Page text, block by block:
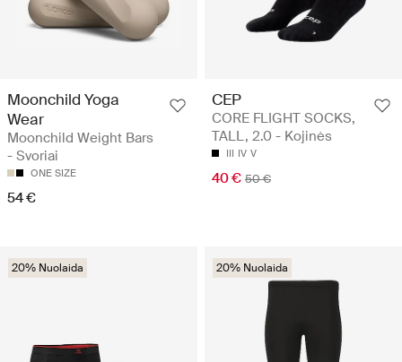
Moonchild Yoga
Wear
Moonchild Weight Bars
- Svoriai
ONE SIZE
54 €
CEP
CORE FLIGHT SOCKS,
TALL, 2.0 - Kojinės
III IV V
40 € 50 €
20% Nuolaida 20% Nuolaida